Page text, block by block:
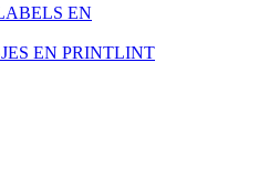
EN
EN PRINTLINT